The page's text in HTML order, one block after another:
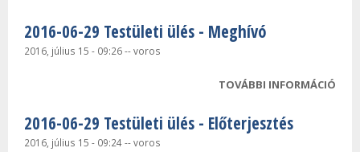
2016-06-29 Testületi ülés - Meghívó
2016, július 15 - 09:26--voros
TOVÁBBI INFORMÁCIÓ
2016-06-29 Testületi ülés - Előterjesztés
2016, július 15 - 09:24--voros